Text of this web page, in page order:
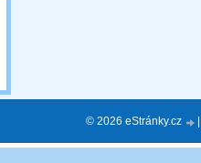
© 2026 eStránky.cz